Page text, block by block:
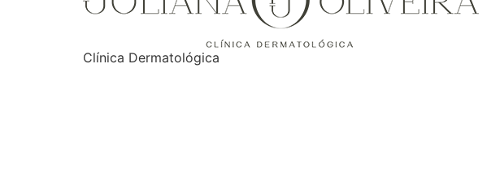
Clínica Dermatológica